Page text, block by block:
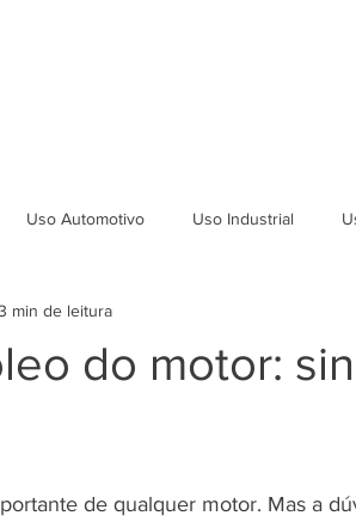
Uso Automotivo Uso Industrial
do motor:
min de leitura
de qualquer motor. Mas a